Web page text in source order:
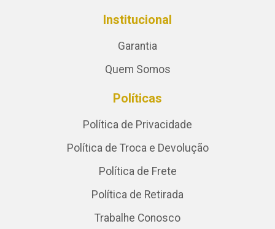
Institucional
Garantia
Quem Somos
Políticas
Política de Privacidade
Política de Troca e Devolução
Política de Frete
Política de Retirada
Trabalhe Conosco